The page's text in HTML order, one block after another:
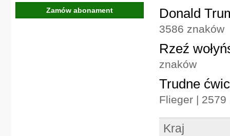
Donald
3586 znaków
Rzeź
znaków
Trudne
Flieger | 2579
Kraj
Zamów abonament